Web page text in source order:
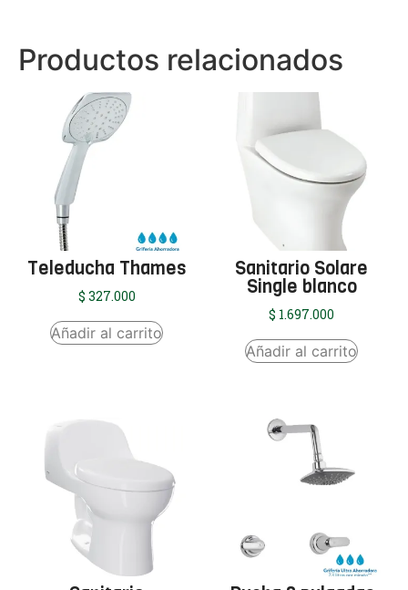
Productos relacionados
Teleducha Thames
$ 327.000
Añadir al carrito
Sanitario Solare
Single blanco
$ 1.697.000
Añadir al carrito